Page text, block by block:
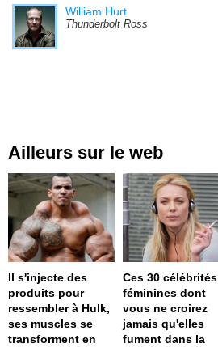
William Hurt
Thunderbolt Ross
Ailleurs sur le web
Il s'injecte des
produits pour
ressembler à Hulk,
ses muscles se
transforment en
Ces 30 célébrités
féminines dont
vous ne croirez
jamais qu'elles
fument dans la